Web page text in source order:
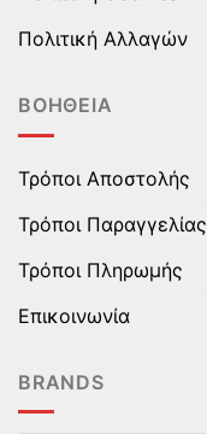
Πολιτική Αλλαγών
ΒΟΉΘΕΙΑ
Τρόποι Αποστολής
Τρόποι Παραγγελίας
Τρόποι Πληρωμής
Επικοινωνία
BRANDS